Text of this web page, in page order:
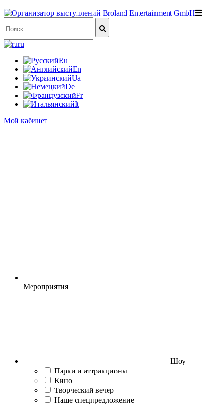
ru
Ru
En
Ua
De
Fr
It
Мой кабинет
Мероприятия
Шоу
Парки и аттракционы
Кино
Творческий вечер
Наше спецпредложение